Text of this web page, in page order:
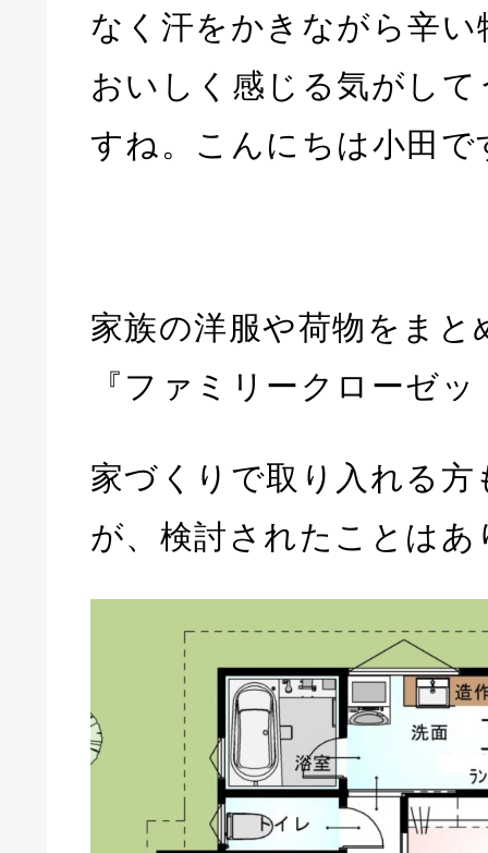
なく汗をかきながら辛
おいしく感じる気がし
すね。こんにちは小田で
家族の洋服や荷物をまと
『ファミリークローゼッ
家づくりで取り入れる
が、検討されたことはあ